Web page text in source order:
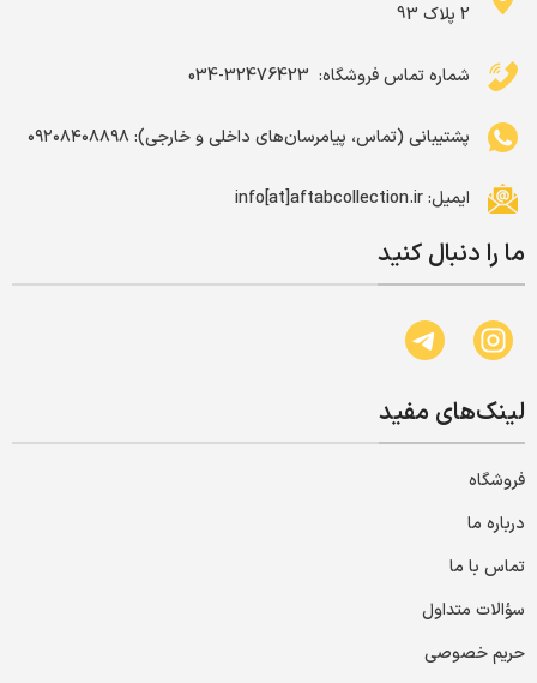
2 پلاک 93
شماره تماس فروشگاه: ‌ 32476423-034
پشتیبانی (تماس، پیامرسان‌های داخلی و خارجی): ۰۹۲۰۸۴۰۸۸۹۸
ایمیل: info[at]aftabcollection.ir
ما را دنبال کنید
لینک‌های مفید
فروشگاه
درباره ما
تماس با ما
سؤالات متداول
حریم خصوصی